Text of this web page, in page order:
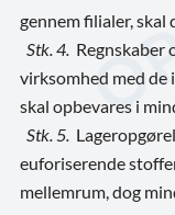
gennem filialer, skal
Stk. 4. Regnskaber
virksomhed med
skal opbevares i
Stk. 5.
euforiserende
mellemrum, dog